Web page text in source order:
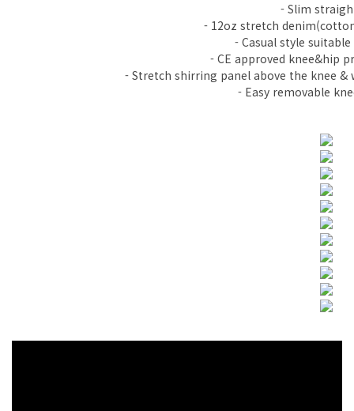
- Slim
- 12oz stretch
- Casual style
- CE approved knee&hip
- Stretch shirring panel above the knee
- Easy removable